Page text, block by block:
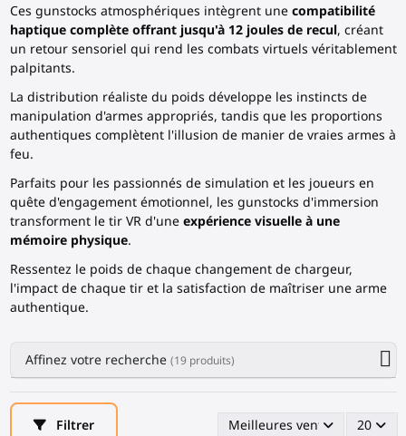
Ces gunstocks atmosphériques intègrent une compatibilité
haptique complète offrant jusqu'à 12 joules de recul, créant
un retour sensoriel qui rend les combats virtuels véritablement
palpitants.
La distribution réaliste du poids développe les instincts de
manipulation d'armes appropriés, tandis que les proportions
authentiques complètent l'illusion de manier de vraies armes à
feu.
Parfaits pour les passionnés de simulation et les joueurs en
quête d'engagement émotionnel, les gunstocks d'immersion
transforment le tir VR d'une expérience visuelle à une
mémoire physique.
Ressentez le poids de chaque changement de chargeur,
l'impact de chaque tir et la satisfaction de maîtriser une arme
authentique.
Affinez votre recherche (19 produits)
Filtrer Meilleures ventes en20